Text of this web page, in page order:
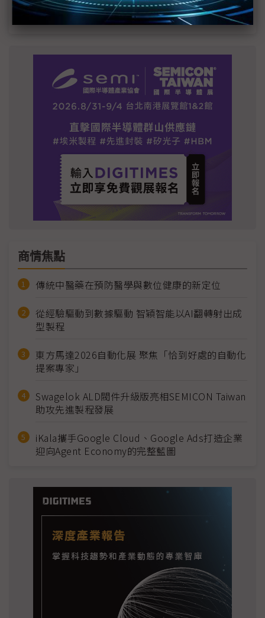
SpaceX晶片採購大轉向 Elon Musk捨超微全面
採用NVIDIA
商情焦點
傳統中醫藥在預防醫學與數位健康的新定位
從經驗驅動到數據驅動 智穎智能以AI翻轉射出成
型製程
東方馬達2026自動化展 聚焦「恰到好處的自動化
提案專家」
Swagelok ALD閥件升級版亮相SEMICON Taiwan
助攻先進製程發展
iKala攜手Google Cloud、Google Ads打造企業
迎向Agent Economy的完整藍圖